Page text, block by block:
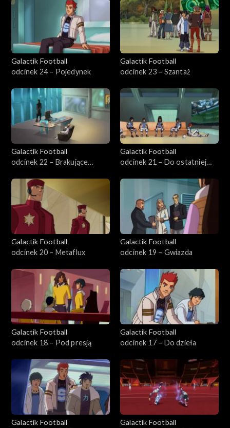
Galactik Football
odcinek 24 – Pojedynek
Galactik Football
odcinek 23 – Szantaż
Galactik Football
odcinek 22 – Brakujące
Galactik Football
odcinek 21 – Do ostatniej
Galactik Football
odcinek 20 – Metaflux
Galactik Football
odcinek 19 – Gwiazda
Galactik Football
odcinek 18 – Pod presją
Galactik Football
odcinek 17 – Do dzieła
Galactik Football
Galactik Football